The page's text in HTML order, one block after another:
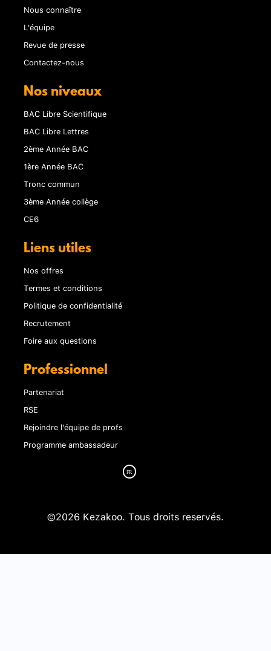
Nous connaître
L'équipe
Revue de presse
Contactez-nous
Nos niveaux
BAC Libre Scientifique
BAC Libre Lettres
2ème Année BAC
1ère Année BAC
Tronc commun
3ème Année collège
CE6
Liens utiles
Nos offres
Termes et conditions
Politique de confidentialité
Recrutement
Foire aux questions
Professionnel
Partenariat
RSE
Rejoindre l'équipe de profs
Programme ambassadeur
©2026 Kezakoo. Tous droits reservés.